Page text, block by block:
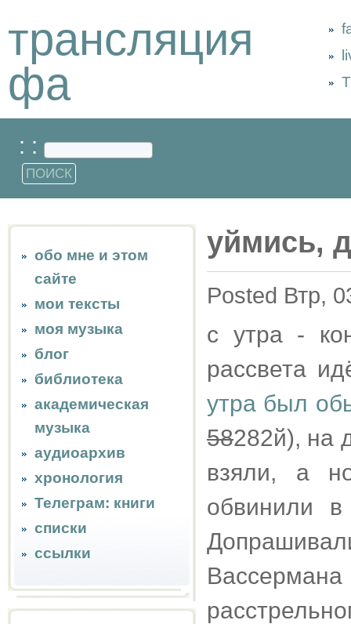
трансляция
фа
: :
обо мне и этом
сайте
мои тексты
моя музыка
блог
библиотека
академическая
музыка
аудиоархив
хронология
Телеграм: книги
списки
ссылки
уймись,
Posted Втр,
с утра -
рассвета
утра был
58282й), на
взяли, а
обвинили в